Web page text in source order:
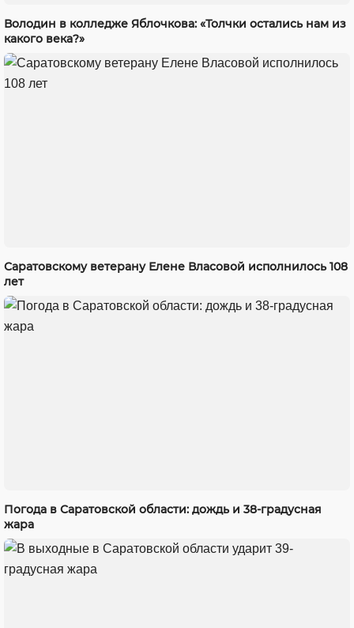
Володин в колледже Яблочкова: «Толчки остались нам из
какого века?»
Саратовскому ветерану Елене Власовой исполнилось 108
лет
Погода в Саратовской области: дождь и 38-градусная
жара